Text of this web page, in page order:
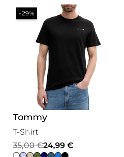
originale
era:
115,00 €.
attuale
è:
81,00 €.
-29%
Tommy
T-Shirt
35,00€
Il
24,99 €
Il